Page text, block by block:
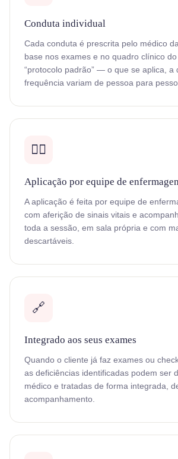
Conduta individual
Cada conduta é prescrita pelo médico
base nos exames e no quadro clínico
“protocolo padrão” — o que se aplica, a
frequência variam de pessoa para
👩‍⚕️
Aplicação por equipe de
A aplicação é feita por equipe de
com aferição de sinais vitais e
toda a sessão, em sala própria e com
descartáveis.
🔗
Integrado aos seus exames
Quando o cliente já faz exames ou
as deficiências identificadas podem ser
médico e tratadas de forma integrada,
acompanhamento.